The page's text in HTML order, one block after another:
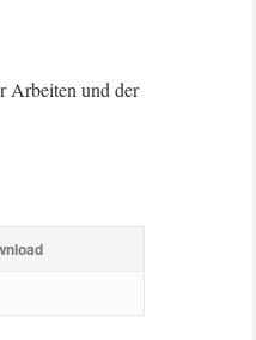
Arbeiten und der